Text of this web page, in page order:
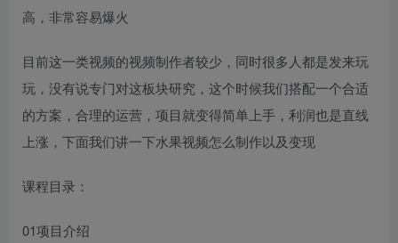
高，非常容易爆火
目前这一类视频的视频制作者较少，同时很多人都是发来玩
玩，没有说专门对这板块研究，这个时候我们搭配一个合适
的方案，合理的运营，项目就变得简单上手，利润也是直线
上涨，下面我们讲一下水果视频怎么制作以及变现
课程目录：
01项目介绍